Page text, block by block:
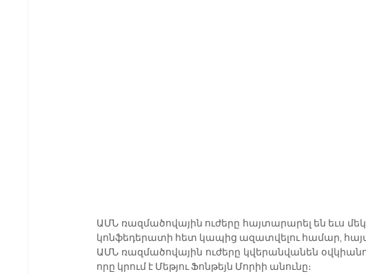
ԱՄՆ ռազմածովային ուժերը հայտարարել են եւս
կոնֆեդերատի հետ կապից ազատվելու համար,
ԱՄՆ ռազմածովային ուժերը կվերանվանեն
որը կրում է Մեթյու Ֆոնթեյն Մորիի անունը։